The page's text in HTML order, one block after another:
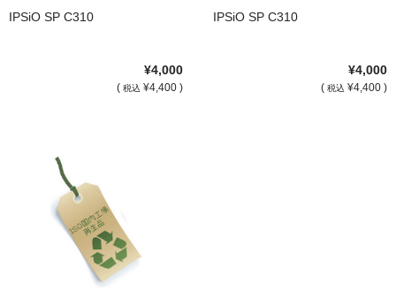
IPSiO SP C310
¥4,000
( 税込 ¥4,400 )
IPSiO SP C310
¥4,000
( 税込 ¥4,400 )